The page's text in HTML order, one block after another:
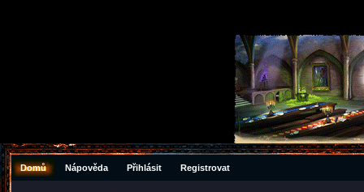
Domů Nápověda Přihlásit Registrovat